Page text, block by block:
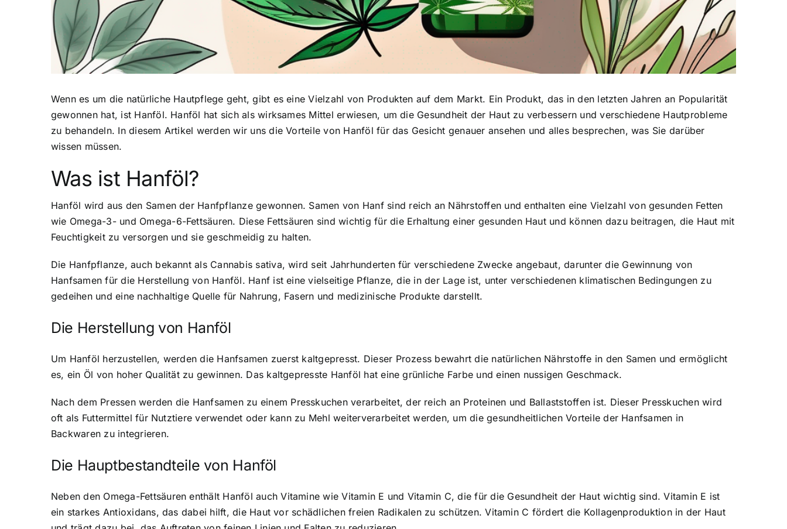
Wenn es um die natürliche Hautpflege geht, gibt es eine Vielzahl von Produkten auf dem Markt. Ein Produkt, das in den letzten Jahren an Popularität
gewonnen hat, ist Hanföl. Hanföl hat sich als wirksames Mittel erwiesen, um die Gesundheit der Haut zu verbessern und verschiedene Hautprobleme
zu behandeln. In diesem Artikel werden wir uns die Vorteile von Hanföl für das Gesicht genauer ansehen und alles besprechen, was Sie darüber
wissen müssen.
Was ist Hanföl?
Hanföl wird aus den Samen der Hanfpflanze gewonnen. Samen von Hanf sind reich an Nährstoffen und enthalten eine Vielzahl von gesunden Fetten
wie Omega-3- und Omega-6-Fettsäuren. Diese Fettsäuren sind wichtig für die Erhaltung einer gesunden Haut und können dazu beitragen, die Haut mit
Feuchtigkeit zu versorgen und sie geschmeidig zu halten.
Die Hanfpflanze, auch bekannt als Cannabis sativa, wird seit Jahrhunderten für verschiedene Zwecke angebaut, darunter die Gewinnung von
Hanfsamen für die Herstellung von Hanföl. Hanf ist eine vielseitige Pflanze, die in der Lage ist, unter verschiedenen klimatischen Bedingungen zu
gedeihen und eine nachhaltige Quelle für Nahrung, Fasern und medizinische Produkte darstellt.
Die Herstellung von Hanföl
Um Hanföl herzustellen, werden die Hanfsamen zuerst kaltgepresst. Dieser Prozess bewahrt die natürlichen Nährstoffe in den Samen und ermöglicht
es, ein Öl von hoher Qualität zu gewinnen. Das kaltgepresste Hanföl hat eine grünliche Farbe und einen nussigen Geschmack.
Nach dem Pressen werden die Hanfsamen zu einem Presskuchen verarbeitet, der reich an Proteinen und Ballaststoffen ist. Dieser Presskuchen wird
oft als Futtermittel für Nutztiere verwendet oder kann zu Mehl weiterverarbeitet werden, um die gesundheitlichen Vorteile der Hanfsamen in
Backwaren zu integrieren.
Die Hauptbestandteile von Hanföl
Neben den Omega-Fettsäuren enthält Hanföl auch Vitamine wie Vitamin E und Vitamin C, die für die Gesundheit der Haut wichtig sind. Vitamin E ist
ein starkes Antioxidans, das dabei hilft, die Haut vor schädlichen freien Radikalen zu schützen. Vitamin C fördert die Kollagenproduktion in der Haut